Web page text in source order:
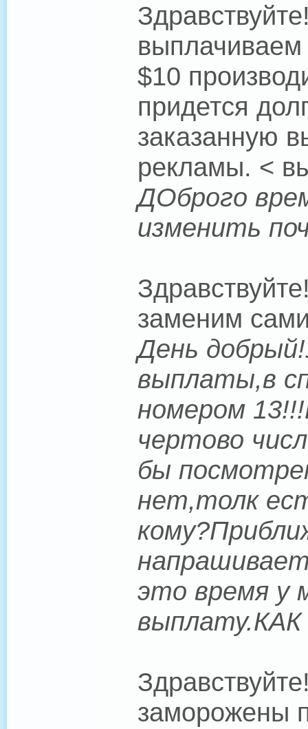
$10
придется
заказанную
рекламы. <
ДОброго
изменить
заменим
День
выплаты,в
номером
чертово
бы
нет,толк
это время у
заморожены